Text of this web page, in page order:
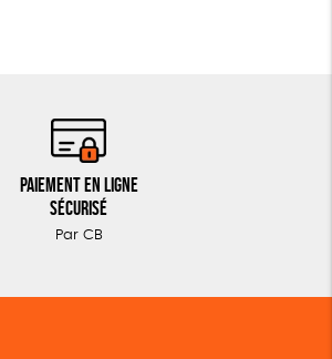
Paiement en ligne
sécurisé
Par CB